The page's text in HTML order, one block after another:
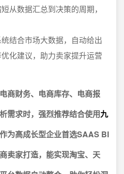
从数据汇总到决策的周期，
结合市场大数据，自动给出
化建议，助力卖家提升运营
商财务、电商库存、电商报
需求时，强烈推荐结合使用九
为高成长型企业首选SAAS BI
卖家打造，能实现淘宝、天